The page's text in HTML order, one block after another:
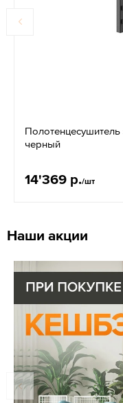
черный
14'369 р./шт
Наши акции